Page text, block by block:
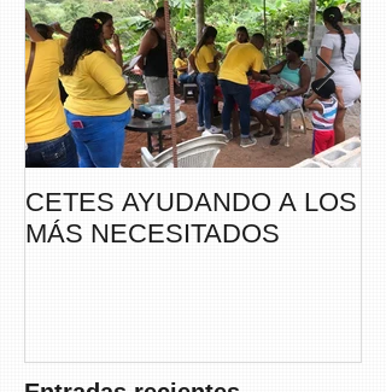
CETES AYUDANDO A LOS
MÁS NECESITADOS